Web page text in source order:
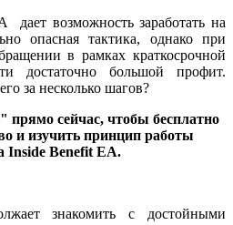
дает возможность заработать на
опасная тактика, однако при
в рамках краткосрочной
достаточно большой профит.
за несколько шагов?
" прямо сейчас, чтобы бесплатно
и изучить принцип работы
Inside Benefit EA.
знакомить с достойными